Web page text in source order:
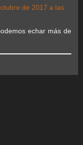
de 2017 a las
echar más de